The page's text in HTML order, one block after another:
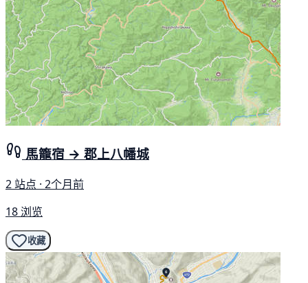
馬籠宿 → 郡上八幡城
2 站点 · 2个月前
18 浏览
收藏